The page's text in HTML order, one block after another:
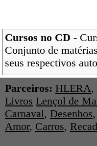
Cursos no CD -
Conjunto de
seus respectivos
Parceiros: HLERA,
Livros Lençol de
Carnaval, Desenhos,
Amor, Carros,